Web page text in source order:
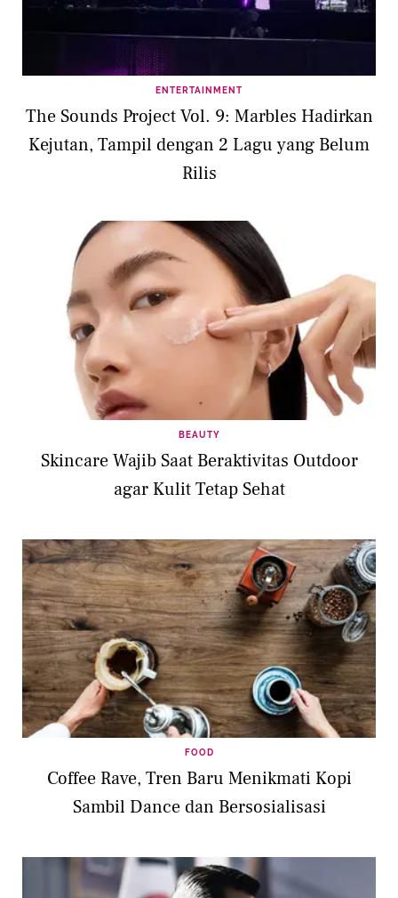
ENTERTAINMENT
The Sounds Project Vol. 9: Marbles Hadirkan
Kejutan, Tampil dengan 2 Lagu yang Belum
Rilis
BEAUTY
Skincare Wajib Saat Beraktivitas Outdoor
agar Kulit Tetap Sehat
FOOD
Coffee Rave, Tren Baru Menikmati Kopi
Sambil Dance dan Bersosialisasi